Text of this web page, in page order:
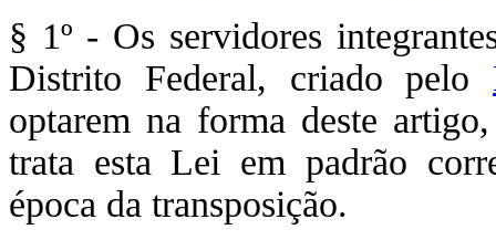
§ 1º - Os servidores
Distrito Federal, criado pelo
optarem na forma deste
trata esta Lei em padrão
época da transposição.